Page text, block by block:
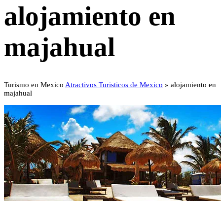
alojamiento en
majahual
Turismo en Mexico Atractivos Turisticos de Mexico » alojamiento en
majahual